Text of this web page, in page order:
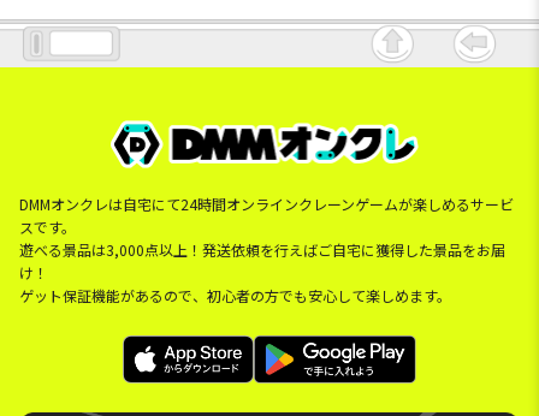
DMMオンクレは自宅にて24時間オンラインクレーンゲームが楽しめるサービ
スです。
遊べる景品は3,000点以上！発送依頼を行えばご自宅に獲得した景品をお届
け！
ゲット保証機能があるので、初心者の方でも安心して楽しめます。